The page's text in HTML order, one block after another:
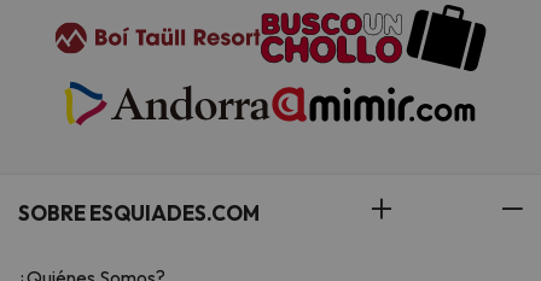
SOBRE ESQUIADES.COM